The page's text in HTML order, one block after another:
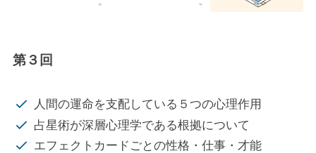
第３回
人間の運命を支配している５つの心理作用
占星術が深層心理学である根拠について
エフェクトカードごとの性格・仕事・才能